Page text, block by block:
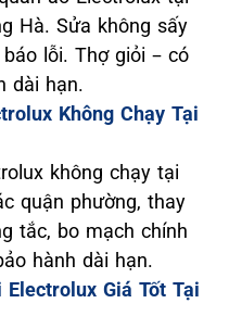
Hà. Sửa không sấy
lỗi. Thợ giỏi – có
dài hạn.
Không Chạy Tại
không chạy tại
quận phường, thay
tắc, bo mạch chính
hành dài hạn.
Giá Tốt Tại